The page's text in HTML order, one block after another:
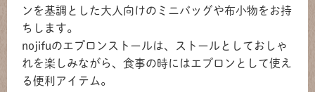
ンを基調とした大人向けのミニバッグや布小物をお持
ちします。
nojifuのエプロンストールは、ストールとしておしゃ
れを楽しみながら、食事の時にはエプロンとして使え
る便利アイテム。